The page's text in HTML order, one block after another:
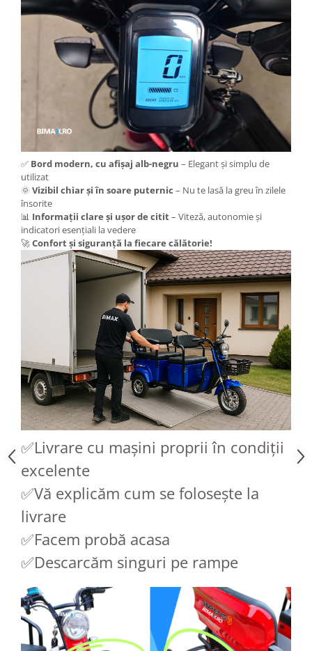
Baterii 60V
Cauciucuri
Controllere
Incarcatoare
Biciclete Electrice
Dama
Ieftine
Pliabila
Tip Scuter
⬇ MARCI
Kuba
Acumulatori 24V
Acumulatori 36V
Acumulatori 48V
Cauciucuri
Cauciucuri Fat Bike
Controllere
Display
Incarcatoare 24V
Incarcatoare 36V
ACCESORII
Lumini
Kit Conversie
Piese Trotinete Electrice
PIESE UNIVERSALE
Baterie Trotineta Electrica
✅ Bord modern, cu afișaj alb-negru – Elegant și simplu de
utilizat
🌞 Vizibil chiar și în soare puternic – Nu te lasă la greu în zilele
însorite
📊 Informații clare și ușor de citit– Viteză, autonomie și
indicatori esențiali la vedere
🚀Confort și siguranță la fiecare călătorie!
✅Livrare cu mașini proprii în condiții
excelente
✅Vă explicăm cum se folosește la
livrare
✅Facem probă acasa
✅Descarcăm singuri pe rampe